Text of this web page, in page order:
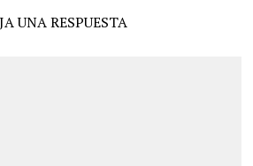
UNA RESPUESTA